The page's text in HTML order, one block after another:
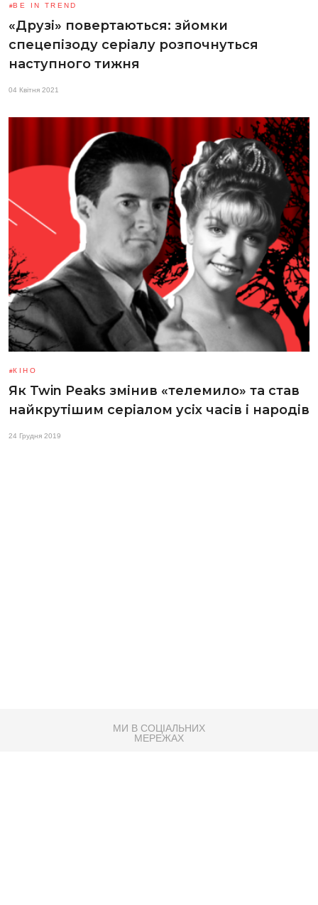
BE IN TREND
«Друзі» повертаються: зйомки
спецепізоду серіалу розпочнуться
наступного тижня
04 Квітня 2021
КІНО
Як Twin Peaks змінив «телемило» та став
найкрутішим серіалом усіх часів і народів
24 Грудня 2019
МИ В СОЦІАЛЬНИХ
МЕРЕЖАХ